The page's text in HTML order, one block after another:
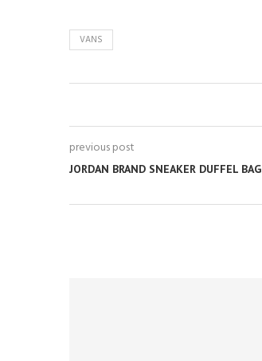
VANS
previous post
JORDAN BRAND SNEAKER DUFFEL BAG